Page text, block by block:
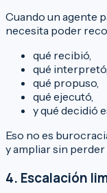
Cuando un agente
necesita poder
qué recibió,
qué interpretó,
qué propuso,
qué ejecutó,
y qué decidió
Eso no es
y ampliar sin
4. Escalación